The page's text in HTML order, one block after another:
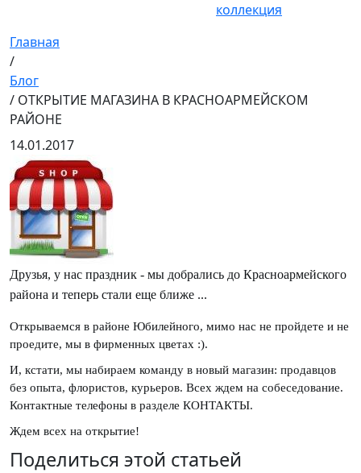
коллекция
Главная
/
Блог
/ ОТКРЫТИЕ МАГАЗИНА В КРАСНОАРМЕЙСКОМ
РАЙОНЕ
14.01.2017
Друзья, у нас праздник - мы добрались до Красноармейского
района и теперь стали еще ближе ...
Открываемся в районе Юбилейного, мимо нас не пройдете и не
проедите, мы в фирменных цветах :).
И, кстати, мы набираем команду в новый магазин: продавцов
без опыта, флористов, курьеров. Всех ждем на собеседование.
Контактные телефоны в разделе КОНТАКТЫ.
Ждем всех на открытие!
Поделиться этой статьей